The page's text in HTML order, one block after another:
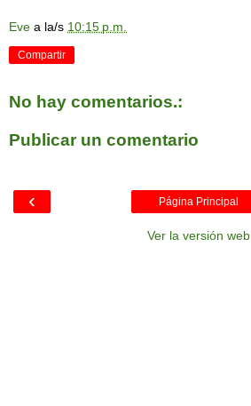
Eve a la/s 10:15 p.m.
Compartir
No hay comentarios.:
Publicar un comentario
‹ Página Principal
Ver la versión web